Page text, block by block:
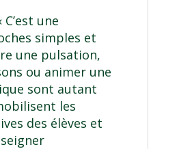
une
simples et
une pulsation,
ou animer une
sont autant
les
des élèves et